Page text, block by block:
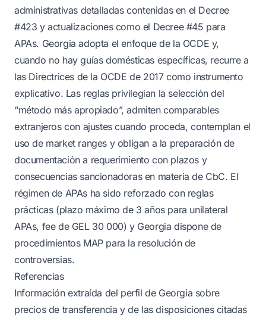
administrativas detalladas contenidas en el Decree
#423 y actualizaciones como el Decree #45 para
APAs. Georgia adopta el enfoque de la OCDE y,
cuando no hay guías domésticas específicas, recurre a
las Directrices de la OCDE de 2017 como instrumento
explicativo. Las reglas privilegian la selección del
“método más apropiado”, admiten comparables
extranjeros con ajustes cuando proceda, contemplan el
uso de market ranges y obligan a la preparación de
documentación a requerimiento con plazos y
consecuencias sancionadoras en materia de CbC. El
régimen de APAs ha sido reforzado con reglas
prácticas (plazo máximo de 3 años para unilateral
APAs, fee de GEL 30 000) y Georgia dispone de
procedimientos MAP para la resolución de
controversias.
Referencias
Información extraída del perfil de Georgia sobre
precios de transferencia y de las disposiciones citadas